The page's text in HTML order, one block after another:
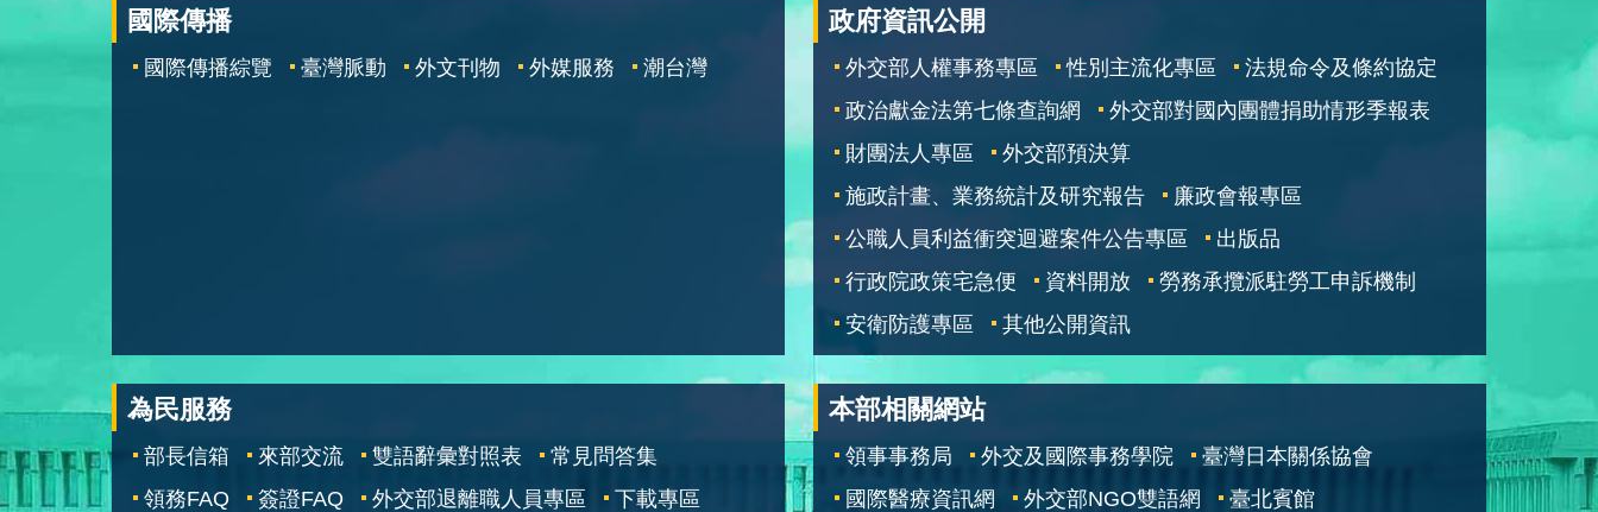
國際傳播
國際傳播綜覽 臺灣脈動 外文刊物 外媒服務 潮台灣
政府資訊公開
外交部人權事務專區 性別主流化專區
法規命令及條約協定
政治獻金法第七條查詢網
外交部對國內團體捐助情形季報表
財團法人專區
外交部預決算
施政計畫、業務統計及研究報告
廉政會報專區
公職人員利益衝突迴避案件公告專區
出版品
行政院政策宅急便
資料開放
勞務承攬派駐勞工申訴機制
安衛防護專區
其他公開資訊
為民服務
部長信箱 來部交流 雙語辭彙對照表
常見問答集
領務FAQ
簽證FAQ 外交部退離職人員專區
下載專區
本部相關網站
領事事務局 外交及國際事務學院
臺灣日本關係協會
國際醫療資訊網
外交部NGO雙語網
臺北賓館